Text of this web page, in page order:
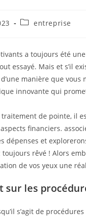
Postentreprise
a toujours été
essayé. Mais et s’il
manière que vous
innovante qui
de pointe, il
financiers.
et
rêvé ! Alors
de vos yeux une
sur les
s’agit de